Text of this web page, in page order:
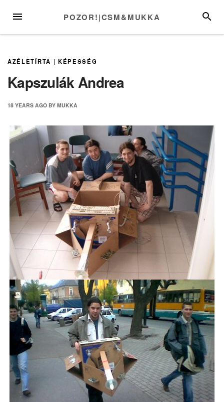
MENU POZOR!|CSM&MUKKA
AZÉLETÍRTA | KÉPESSÉG
Kapszulák Andrea
18 YEARS AGO BY MUKKA